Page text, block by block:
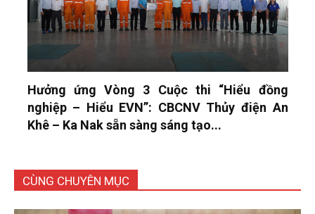
Hưởng ứng Vòng 3 Cuộc thi “Hiểu đồng
nghiệp – Hiểu EVN”: CBCNV Thủy điện An
Khê – Ka Nak sẵn sàng sáng tạo...
CÙNG CHUYÊN MỤC